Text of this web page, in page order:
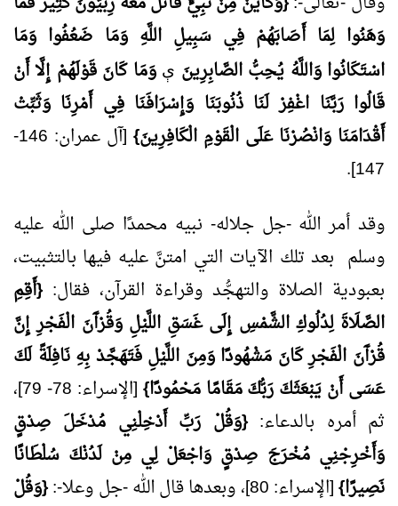
وَهَنُوا لِمَا أَصَابَهُمْ فِي سَبِيلِ اللَّهِ وَمَا ضَعُفُوا وَمَا
اسْتَكَانُوا وَاللَّهُ يُحِبُّ الصَّابِرِينَ ﯤ وَمَا كَانَ قَوْلَهُمْ إِلَّا أَنْ
قَالُوا رَبَّنَا اغْفِرْ لَنَا ذُنُوبَنَا وَإِسْرَافَنَا فِي أَمْرِنَا وَثَبِّتْ
أَقْدَامَنَا وَانْصُرْنَا عَلَى الْقَوْمِ الْكَافِرِينَ}
[آل عمران: 146-
147].
وقد أمر الله -جل جلاله- نبيه محمدًا صلى الله عليه
وسلم بعد تلك الآيات التي امتنَّ عليه فيها بالتثبيت،
بعبودية الصلاة والتهجُّد وقراءة القرآن، فقال:{أَقِمِ
الصَّلَاةَ لِدُلُوكِ الشَّمْسِ إِلَى غَسَقِ اللَّيْلِ وَقُرْآَنَ الْفَجْرِ إِنَّ
قُرْآَنَ الْفَجْرِ كَانَ مَشْهُودًا وَمِنَ اللَّيْلِ فَتَهَجَّدْ بِهِ نَافِلَةً لَكَ
عَسَى أَنْ يَبْعَثَكَ رَبُّكَ مَقَامًا مَحْمُودًا}
[الإسراء: 78- 79]،
ثم أمره بالدعاء:{وَقُلْ رَبِّ أَدْخِلْنِي مُدْخَلَ صِدْقٍ
وَأَخْرِجْنِي مُخْرَجَ صِدْقٍ وَاجْعَلْ لِي مِنْ لَدُنْكَ سُلْطَانًا
نَصِيرًا}[الإسراء: 80]، وبعدها قال الله -جل وعلا-:
{وَقُلْ